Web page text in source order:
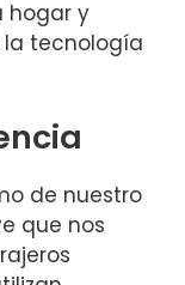
hogar y
tecnología
de nuestro
que nos